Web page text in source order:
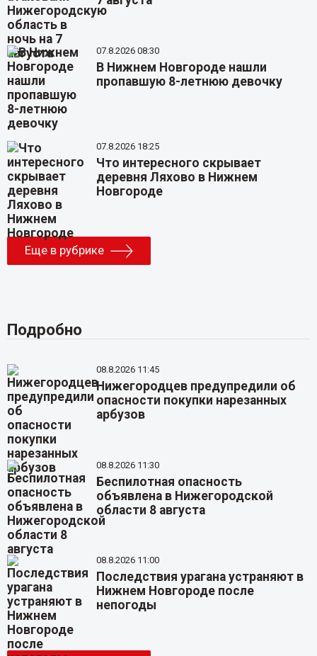
07.8.2026 08:30
В Нижнем Новгороде нашли
пропавшую 8-летнюю девочку
07.8.2026 18:25
Что интересного скрывает
деревня Ляхово в Нижнем
Новгороде
Еще в рубрике
Подробно
08.8.2026 11:45
Нижегородцев предупредили об
опасности покупки нарезанных
арбузов
08.8.2026 11:30
Беспилотная опасность
объявлена в Нижегородской
области 8 августа
08.8.2026 11:00
Последствия урагана устраняют в
Нижнем Новгороде после
непогоды